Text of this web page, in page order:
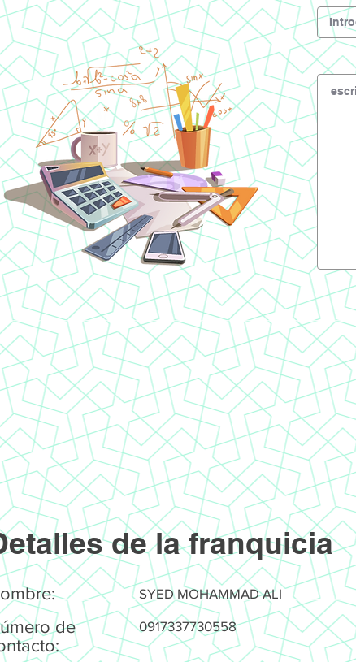
de la franquicia
de
SYED MOHAMMAD ALI
0917337730558